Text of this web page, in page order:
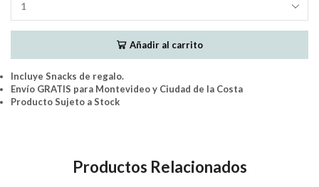
Maximo
cantidad
Añadir al carrito
Incluye Snacks de regalo.
Envío GRATIS para Montevideo y Ciudad de la Costa
Producto Sujeto a Stock
Productos Relacionados